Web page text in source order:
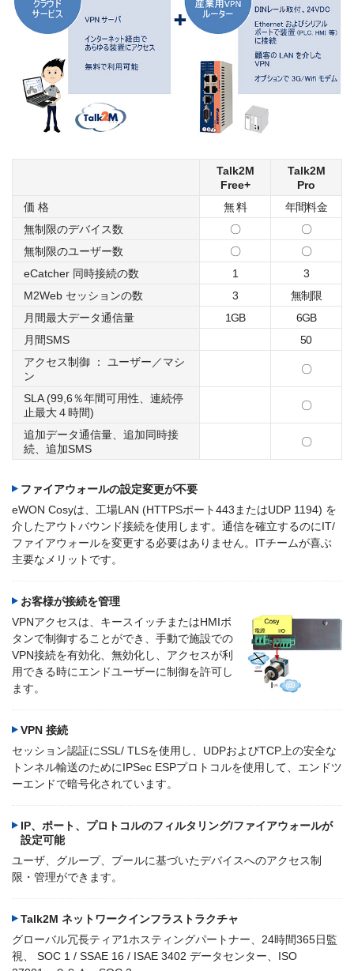
Talk2M
Free+
Talk2M
Pro
価 格
無 料
年間料金
無制限のデバイス数
〇
〇
無制限のユーザー数
〇
〇
eCatcher 同時接続の数
1
3
M2Web セッションの数
3
無制限
月間最大データ通信量
1GB
6GB
月間SMS
50
アクセス制御 ： ユーザー／マシ
ン
〇
SLA (99,6％年間可用性、連続停
止最大４時間)
〇
追加データ通信量、追加同時接
続、追加SMS
〇
ファイアウォールの設定変更が不要
eWON Cosyは、工場LAN (HTTPSポート443またはUDP 1194) を
介したアウトバウンド接続を使用します。通信を確立するのにIT/
ファイアウォールを変更する必要はありません。ITチームが喜ぶ
主要なメリットです。
お客様が接続を管理
VPNアクセスは、キースイッチまたはHMIボ
タンで制御することができ、手動で施設での
VPN接続を有効化、無効化し、アクセスが利
用できる時にエンドユーザーに制御を許可し
ます。
VPN 接続
セッション認証にSSL/ TLSを使用し、UDPおよびTCP上の安全な
トンネル輸送のためにIPSec ESPプロトコルを使用して、エンドツ
ーエンドで暗号化されています。
IP、ポート、プロトコルのフィルタリング/ファイアウォールが
設定可能
ユーザ、グループ、プールに基づいたデバイスへのアクセス制
限・管理ができます。
Talk2M ネットワークインフラストラクチャ
グローバル冗長ティア1ホスティングパートナー、24時間365日監
視、 SOC 1 / SSAE 16 / ISAE 3402 データセンター、ISO